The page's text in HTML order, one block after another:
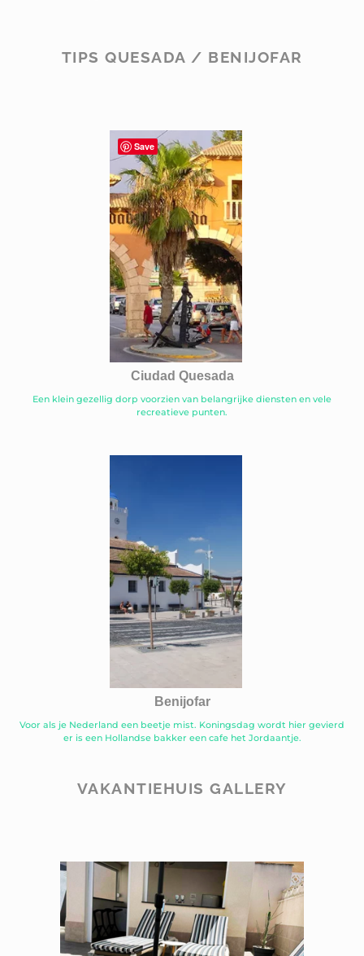
TIPS QUESADA / BENIJOFAR
Ciudad Quesada
Een klein gezellig dorp voorzien van belangrijke diensten en vele
recreatieve punten.
Benijofar
Voor als je Nederland een beetje mist. Koningsdag wordt hier gevierd
er is een Hollandse bakker een cafe het Jordaantje.
VAKANTIEHUIS GALLERY
Save